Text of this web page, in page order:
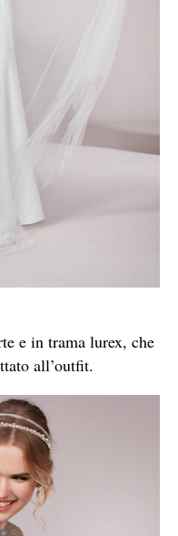
e in trama lurex, che
all’outfit.